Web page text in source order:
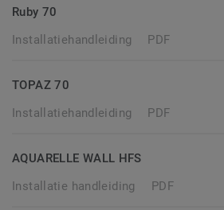
Ruby 70
Installatiehandleiding
PDF
TOPAZ 70
Installatiehandleiding
PDF
AQUARELLE WALL HFS
Installatie handleiding
PDF